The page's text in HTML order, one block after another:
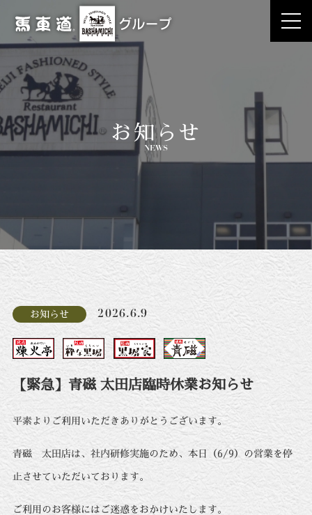
お知らせ
NEWS
お知らせ 2026.6.9
【緊急】青磁 太田店臨時休業お知らせ
平素よりご利用いただきありがとうございます。
青磁 太田店は、社内研修実施のため、本日（6/9）の営業を停
止させていただいております。
ご利用のお客様にはご迷惑をおかけいたします。